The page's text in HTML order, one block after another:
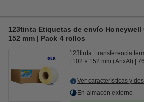
123tinta Etiquetas de envío Honeywell
152 mm | Pack 4 rollos
123tinta
transferencia
102 x 152 mm (AnxAl)
Ver características y
En almacén externo